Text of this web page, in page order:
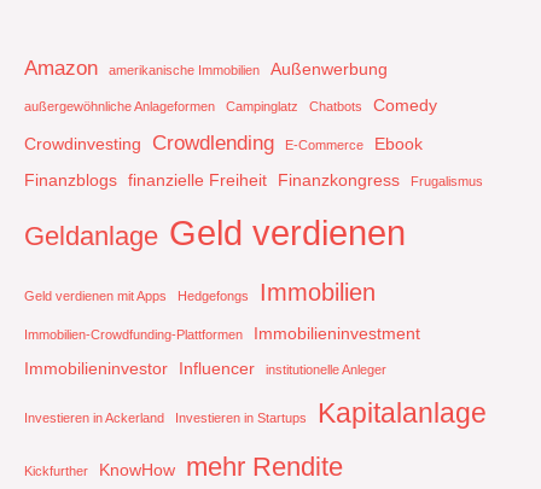
Amazon amerikanische Immobilien Außenwerbung
außergewöhnliche Anlageformen Campinglatz Chatbots
Comedy
Crowdinvesting
Crowdlending E-Commerce
Ebook
Finanzblogs finanzielle Freiheit Finanzkongress Frugalismus
Geldanlage Geld verdienen
Geld verdienen mit Apps Hedgefongs Immobilien
Immobilien-Crowdfunding-Plattformen
Immobilieninvestment
Immobilieninvestor
Influencer institutionelle Anleger
Investieren in Ackerland Investieren in Startups Kapitalanlage
Kickfurther KnowHow mehr Rendite